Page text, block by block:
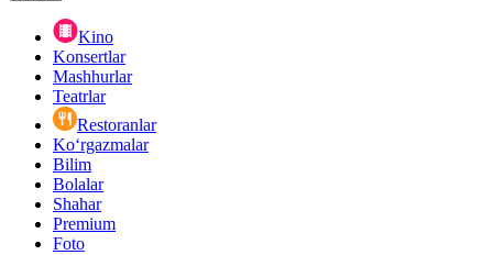
Kino
Konsertlar
Mashhurlar
Teatrlar
Restoranlar
Ko‘rgazmalar
Bilim
Bolalar
Shahar
Premium
Foto